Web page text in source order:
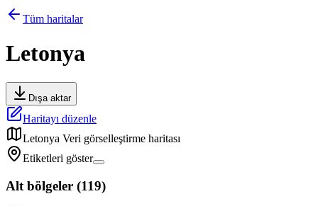
Tüm haritalar
Letonya
Dışa aktar
Haritayı düzenle
Letonya Veri görselleştirme haritası
Etiketleri göster
Alt bölgeler (119)